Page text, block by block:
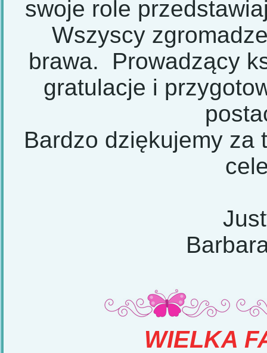
swoje role
Wszyscy
brawa. Prowadzący
gratulacje i
Bardzo dziękujemy za
WIELKA